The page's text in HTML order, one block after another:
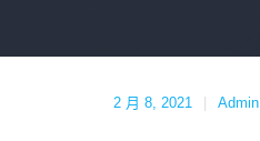
2 月 8, 2021 Admin